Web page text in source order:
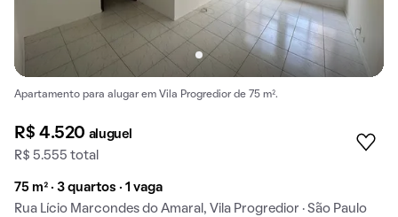
Apartamento para alugar em Vila Progredior de 75 m².
R$ 4.520 aluguel
R$ 5.555 total
75 m² · 3 quartos · 1 vaga
Rua Lício Marcondes do Amaral, Vila Progredior · São Paulo